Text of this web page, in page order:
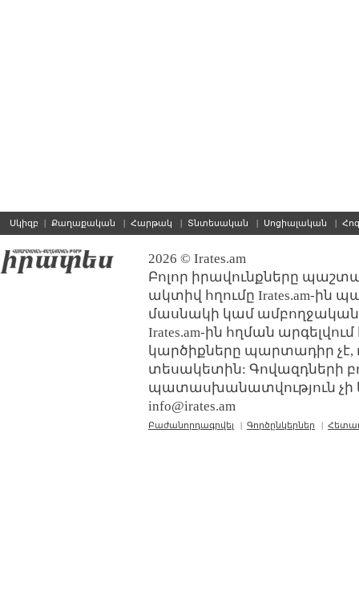
Սկիզբ | Քաղաքական | Հարթակ | Տնտեսական | Սոցիալական |
2026 © Irates.am
Բոլոր իրավունքները
ակտիվ հղումը Irates.am-ին
մասնակի կամ ամբողջական
Irates.am-ին հղման
կարծիքները պարտադիր չէ,
տեսակետին: Գովազդների
պատասխանատվություն չի
info@irates.am
Բաժանորդագրվել | Գործընկերներ |